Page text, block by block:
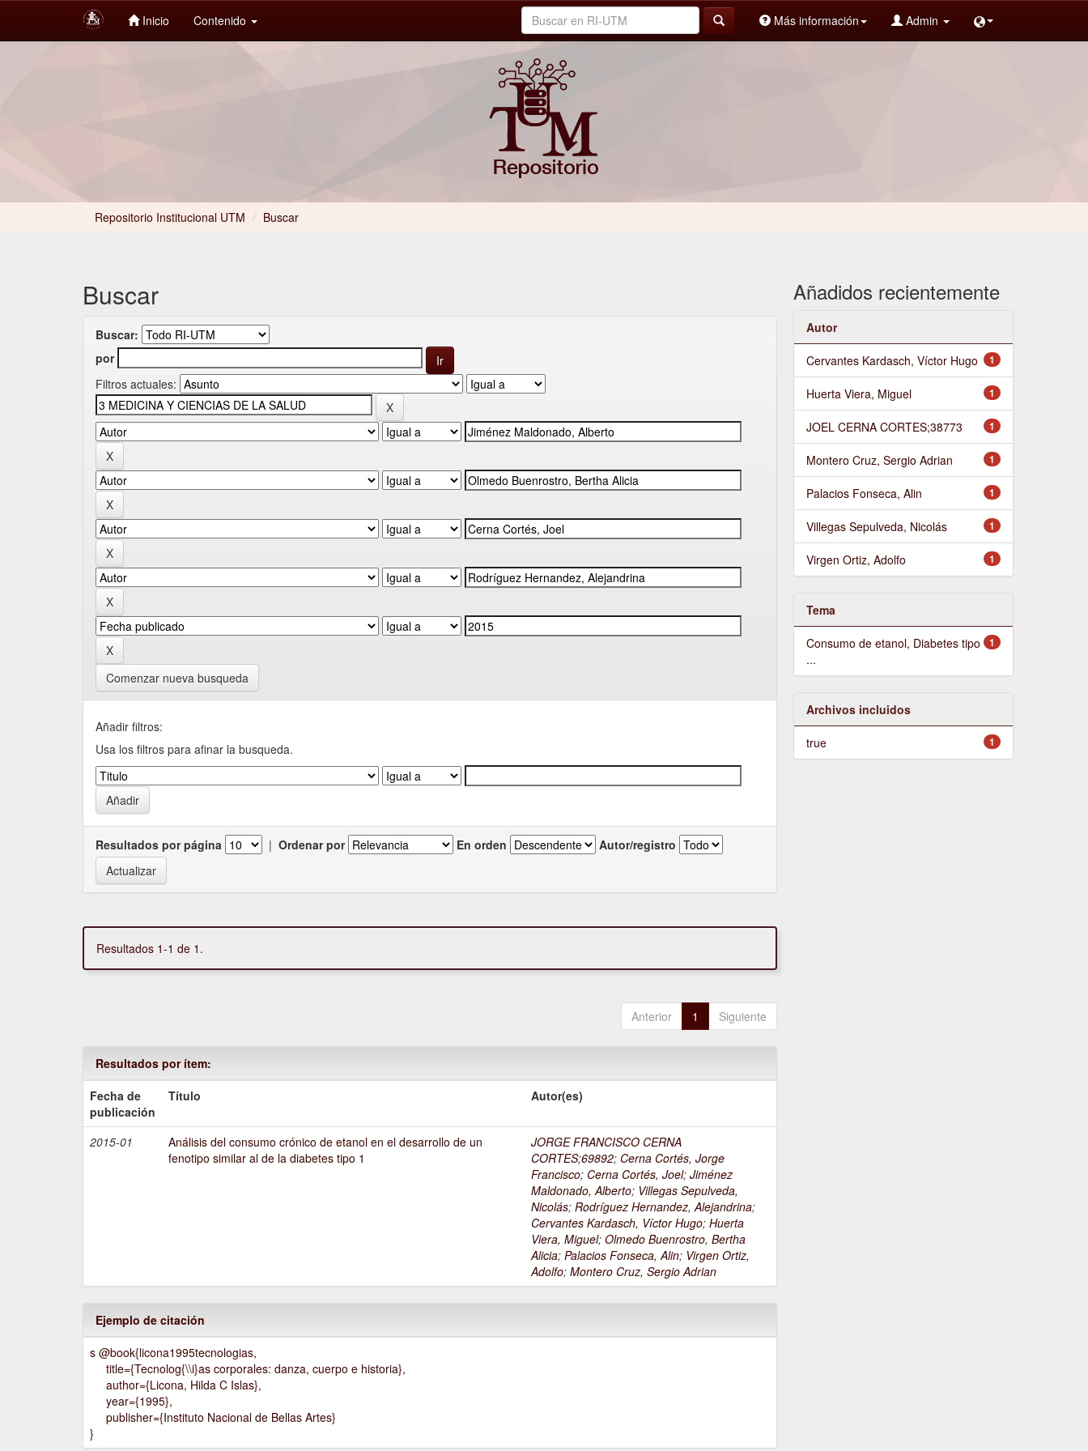
Inicio Contenido Más información Admin
Repositorio Institucional UTM / Buscar
Buscar
Buscar:
por
Filtros actuales:
Comenzar nueva busqueda
Añadir filtros:
Usa los filtros para afinar la busqueda.
Resultados por página | Ordenar por En orden Autor/registro
Resultados 1-1 de 1.
Anterior 1 Siguiente
Resultados por ítem:
Fecha de
publicación
Título Autor(es)
2015-01
Análisis del consumo crónico de etanol en el desarrollo de un
fenotipo similar al de la diabetes tipo 1
JORGE FRANCISCO CERNA
CORTES;69892; Cerna Cortés, Jorge
Francisco; Cerna Cortés, Joel;Jiménez
Maldonado, Alberto; Villegas Sepulveda,
Nicolás;Rodríguez Hernandez, Alejandrina;
Cervantes Kardasch, Víctor Hugo;Huerta
Viera, Miguel;Olmedo Buenrostro, Bertha
Alicia;Palacios Fonseca, Alin; Virgen Ortiz,
Adolfo;Montero Cruz, Sergio Adrian
Ejemplo de citación
s @book{licona1995tecnologias,
title={Tecnolog{\\i}as corporales: danza, cuerpo e historia},
author={Licona, Hilda C Islas},
year={1995},
publisher={Instituto Nacional de Bellas Artes}
}
Añadidos recientemente
Autor
1
Cervantes Kardasch, Víctor Hugo
1
Huerta Viera, Miguel
1
JOEL CERNA CORTES;38773
1
Montero Cruz, Sergio Adrian
1
Palacios Fonseca, Alin
1
Villegas Sepulveda, Nicolás
1
Virgen Ortiz, Adolfo
Tema
1
Consumo de etanol, Diabetes tipo
...
Archivos incluidos
1
true